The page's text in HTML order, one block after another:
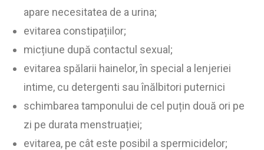
apare necesitatea de a urina;
evitarea constipațiilor;
micțiune după contactul sexual;
evitarea spălarii hainelor, în special a lenjeriei
intime, cu detergenti sau înălbitori puternici
schimbarea tamponului de cel puțin două ori pe
zi pe durata menstruației;
evitarea, pe cât este posibil a spermicidelor;